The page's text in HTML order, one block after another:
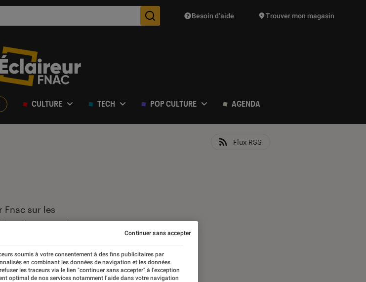
Des suggestions de produits vont vous être proposées
Besoin d’aide Trouver mon magasin
CULTURE TECH POP CULTURE AGENDA
Flux RSS
Fnac sur les
la culture numérique et
soumis à votre consentement à des fins publicitaires par
en combinant les données de navigation et les données
les traceurs via le lien "continuer sans accepter" à l’exception
optimal de nos services notamment l’aide dans votre navigation
Continuer sans accepter